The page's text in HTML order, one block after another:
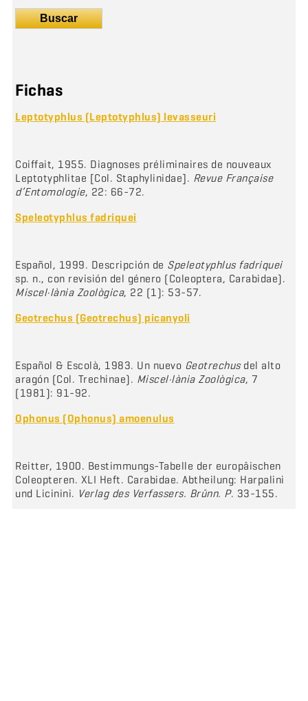
Buscar
Fichas
Leptotyphlus (Leptotyphlus) levasseuri
Coiffait, 1955. Diagnoses préliminaires de nouveaux
Leptotyphlitae [Col. Staphylinidae]. Revue Française
d’Entomologie, 22: 66-72.
Speleotyphlus fadriquei
Español, 1999. Descripción de Speleotyphlus fadriquei
sp. n., con revisión del género (Coleoptera, Carabidae).
Miscel·lània Zoològica, 22 (1): 53-57.
Geotrechus (Geotrechus) picanyoli
Español & Escolà, 1983. Un nuevo Geotrechusdel alto
aragón (Col. Trechinae). Miscel·lània Zoològica, 7
(1981): 91-92.
Ophonus (Ophonus) amoenulus
Reitter, 1900. Bestimmungs-Tabelle der europäischen
Coleopteren. XLI Heft. Carabidae. Abtheilung: Harpalini
und Licinini. Verlag des Verfassers. Brünn. P. 33-155.